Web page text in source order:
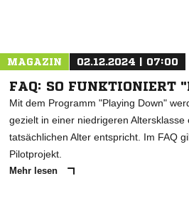
MAGAZIN 02.12.2024 | 07:00
FAQ: SO FUNKTIONIERT
Mit dem Programm "Playing Down"
gezielt in einer niedrigeren Altersklasse
tatsächlichen Alter entspricht. Im FAQ
Pilotprojekt.
Mehr lesen